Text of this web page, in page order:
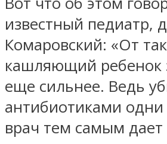
известный педиатр,
Комаровский: «От
кашляющий ребенок
еще сильнее. Ведь
антибиотиками одни
врач тем самым